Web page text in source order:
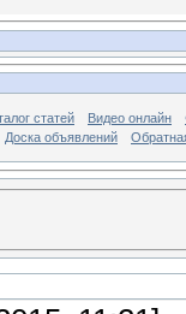
статей Видео онлайн
Доска объявлений